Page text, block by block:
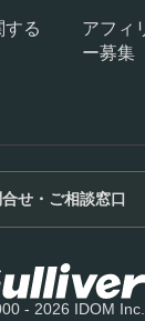
せ・ご相談窓口
- 2026 IDOM Inc.
する
アフィ
ー募集